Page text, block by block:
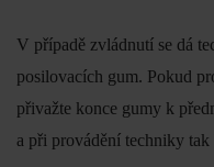
V případě zvládnutí se dá
posilovacích gum. Pokud
přivažte konce gumy k
a při provádění techniky